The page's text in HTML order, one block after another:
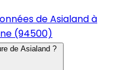
de Asialand à
(94500)
de Asialand ?